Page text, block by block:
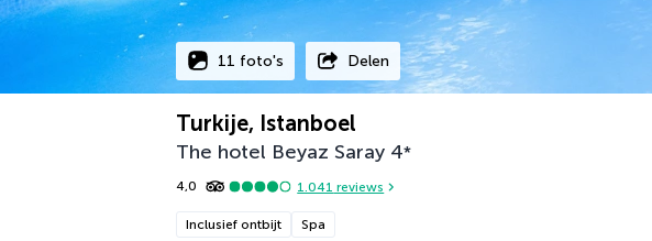
11 foto's Delen
Turkije, Istanboel
The hotel Beyaz Saray 4*
4,0 1.041 reviews
Inclusief ontbijt Spa